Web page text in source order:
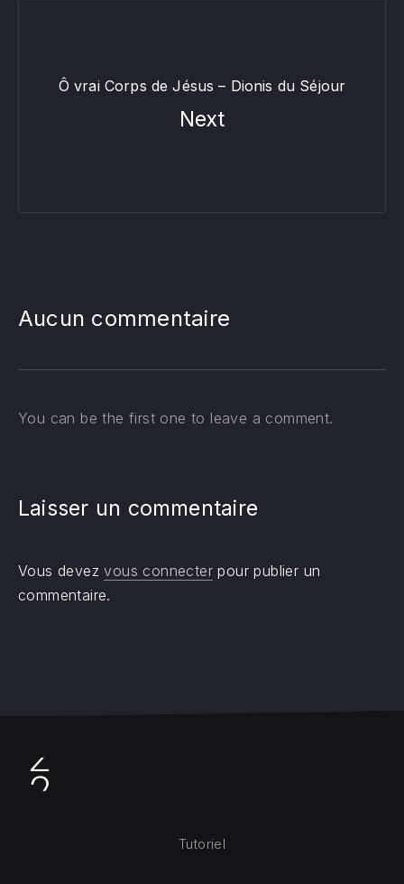
Ô vrai Corps de Jésus – Dionis du Séjour
Next
Aucun commentaire
You can be the first one to leave a comment.
Laisser un commentaire
Vous devezvous connecter pour publier un
commentaire.
Tutoriel